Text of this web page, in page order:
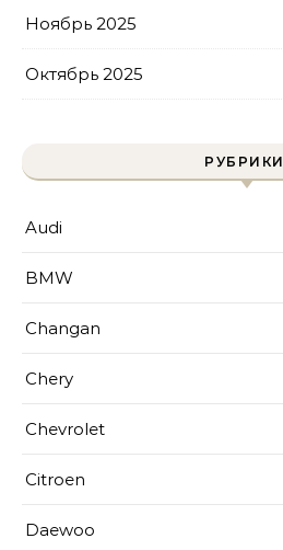
Ноябрь 2025
Октябрь 2025
РУБРИКИ
Audi
BMW
Changan
Chery
Chevrolet
Citroen
Daewoo